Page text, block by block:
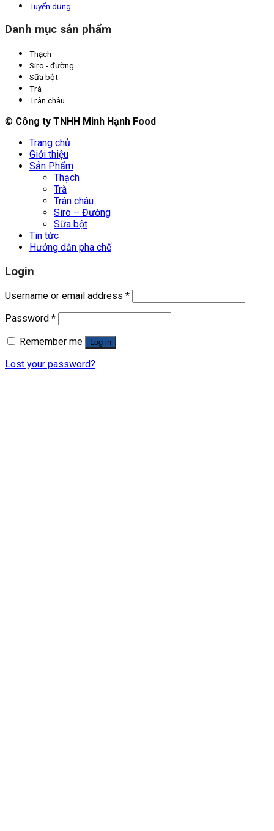
Tuyển dụng
Danh mục sản phẩm
Thạch
Siro - đường
Sữa bột
Trà
Trân châu
© Công ty TNHH Minh Hạnh Food
Trang chủ
Giới thiệu
Sản Phẩm
Thạch
Trà
Trân châu
Siro – Đường
Sữa bột
Tin tức
Hướng dẫn pha chế
Login
Username or email address *
Password *
Remember me
Log in
Lost your password?